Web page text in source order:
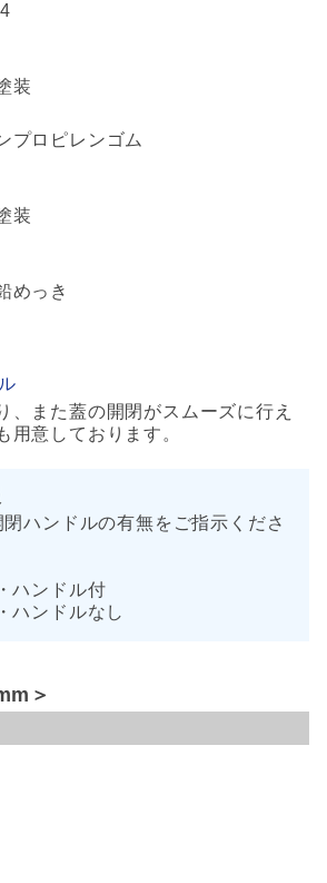
装
プロピレンゴム
装
めっき
、また蓋の開閉がスムーズに行え
用意しております。
ハンドルの有無をご指示くださ
ハンドル付
ハンドルなし
＞